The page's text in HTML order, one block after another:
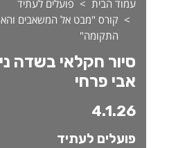
עמוד הבית
פועלים לעתיד
קורס "מבט אל המשאבים
התקומה"
סיור חקלאי בשדה
אבי פרחי
4.1.26
פועלים לעתיד